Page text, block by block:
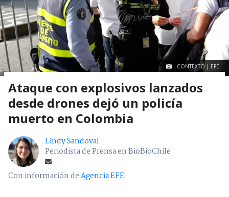
CONTEXTO | EFE.
Ataque con explosivos lanzados
desde drones dejó un policía
muerto en Colombia
Lindy Sandoval
Periodista de Prensa en BioBioChile
Con información deAgencia EFE